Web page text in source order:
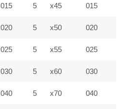
015 5 x45 015
020 5 x50 020
025 5 x55 025
030 5 x60 030
040 5 x70 040